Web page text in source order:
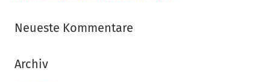
Neueste Kommentare
Archiv